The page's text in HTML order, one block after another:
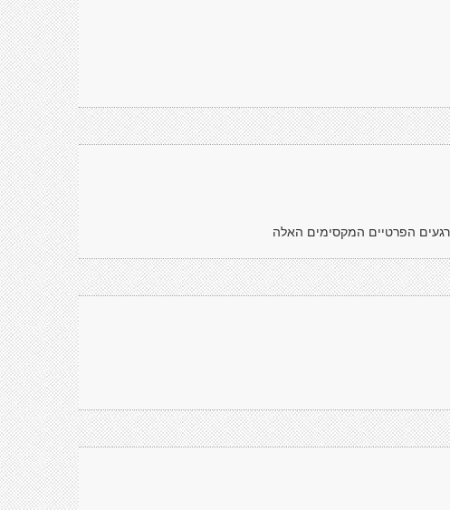
הפרטיים המקסימים האלה